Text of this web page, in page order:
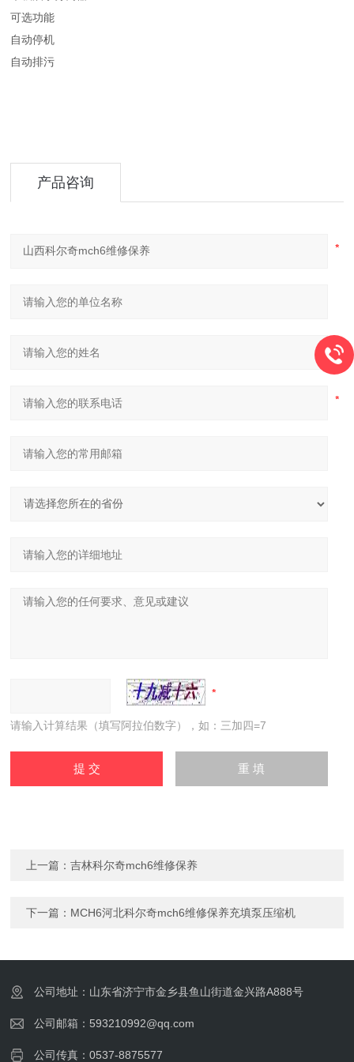
可选功能
自动停机
自动排污
产品咨询
请输入计算结果（填写阿拉伯数字），如：三加四=7
上一篇：吉林科尔奇mch6维修保养
下一篇： MCH6河北科尔奇mch6维修保养充填泵压缩机
公司地址：山东省济宁市金乡县鱼山街道金兴路A888号
公司邮箱：593210992@qq.com
公司传真：0537-8875577